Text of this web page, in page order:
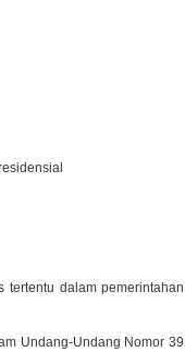
dalam pemerintahan
Undang-Undang Nomor 39